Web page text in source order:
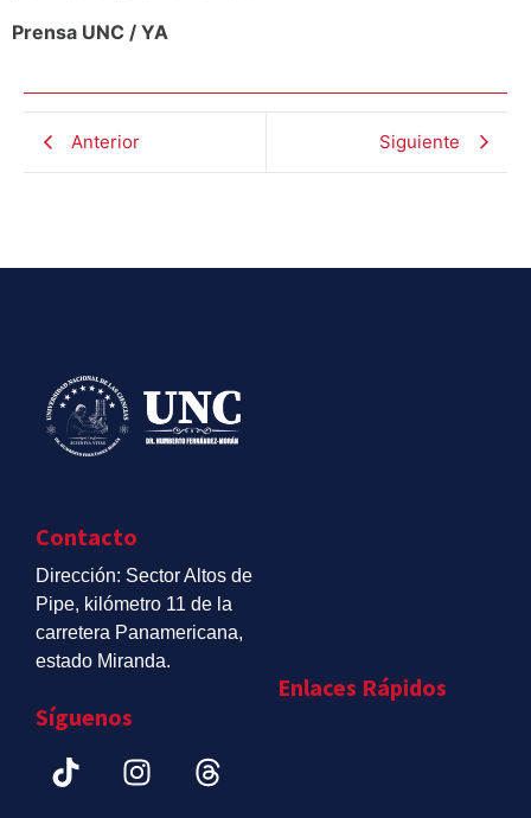
Prensa UNC / YA
Anterior Siguiente
Contacto
Dirección: Sector Altos de
Pipe, kilómetro 11 de la
carretera Panamericana,
estado Miranda.
Síguenos
Enlaces Rápidos